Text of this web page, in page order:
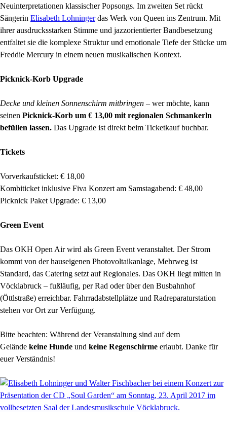
Neuinterpretationen klassischer Popsongs. Im zweiten Set rückt
Sängerin Elisabeth Lohningerdas Werk von Queen ins Zentrum. Mit
ihrer ausdrucksstarken Stimme und jazzorientierter Bandbesetzung
entfaltet sie die komplexe Struktur und emotionale Tiefe der Stücke um
Freddie Mercury in einem neuen musikalischen Kontext.
Picknick-Korb Upgrade
Decke und kleinen Sonnenschirm mitbringen – wer möchte, kann
seinen Picknick-Korb um € 13,00 mit regionalen Schmankerln
befüllen lassen. Das Upgrade ist direkt beim Ticketkauf buchbar.
Tickets
Vorverkaufsticket: € 18,00
Kombiticket inklusive Fiva Konzert am Samstagabend: € 48,00
Picknick Paket Upgrade: € 13,00
Green Event
Das OKH Open Air wird als Green Event veranstaltet. Der Strom
kommt von der hauseigenen Photovoltaikanlage, Mehrweg ist
Standard, das Catering setzt auf Regionales. Das OKH liegt mitten in
Vöcklabruck – fußläufig, per Rad oder über den Busbahnhof
(Öttlstraße) erreichbar. Fahrradabstellplätze und Radreparaturstation
stehen vor Ort zur Verfügung.
Bitte beachten: Während der Veranstaltung sind auf dem
Gelände keine Hunde und keine Regenschirme erlaubt. Danke für
euer Verständnis!